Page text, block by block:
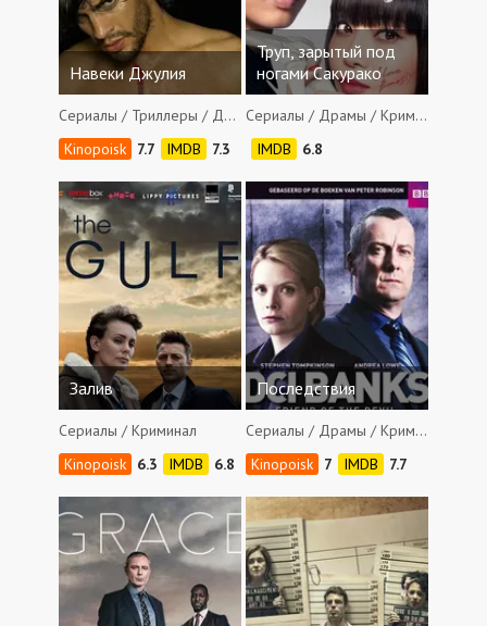
Навеки Джулия
Сериалы / Триллеры / Драмы / Криминал / Мелодрамы / Детективы
7.7
7.3
Труп, зарытый под
ногами Сакурако
Сериалы / Драмы / Криминал / Детективы
6.8
Залив
Сериалы / Криминал
6.3
6.8
Последствия
Сериалы / Драмы / Криминал / Детективы
7
7.7